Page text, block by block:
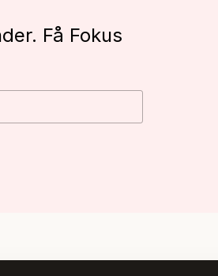
Få Fokus